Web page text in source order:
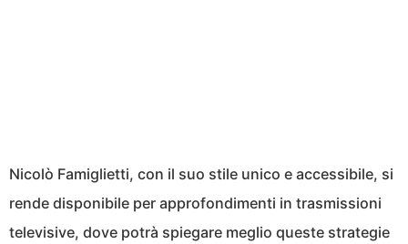
Nicolò Famiglietti, con il suo stile unico e accessibile, si
rende disponibile per approfondimenti in trasmissioni
televisive, dove potrà spiegare meglio queste strategie